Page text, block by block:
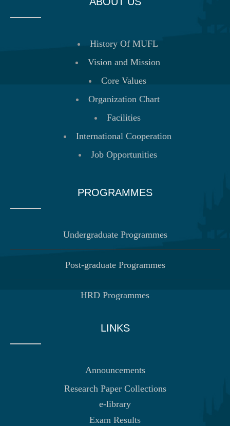
History Of MUFL
Vision and Mission
Core Values
Organization Chart
Facilities
International Cooperation
Job Opportunities
PROGRAMMES
Undergraduate Programmes
Post-graduate Programmes
HRD Programmes
LINKS
Announcements
Research Paper Collections
e-library
Exam Results